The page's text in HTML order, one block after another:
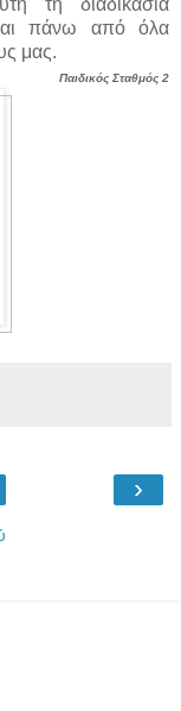
πάνω από όλα
μας.
Παιδικός Σταθμός 2
›